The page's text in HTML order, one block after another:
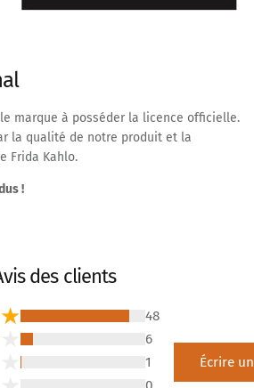
marque à posséder la licence officielle.
la qualité de notre produit et la
Frida Kahlo.
!
des clients
48
6
1
Écrire